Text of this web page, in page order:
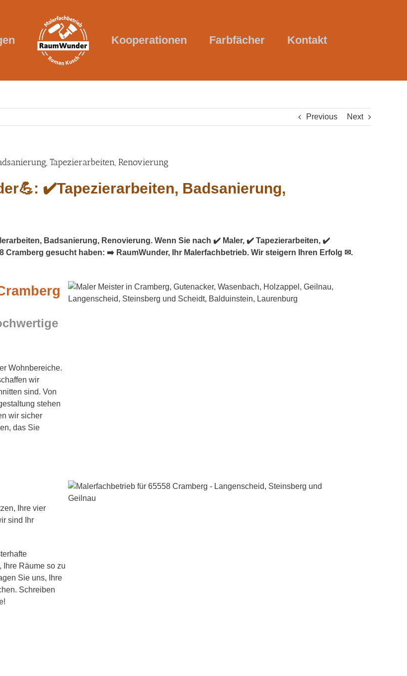
Kooperationen Farbfächer Kontakt
Previous Next
Tapezierarbeiten, Renovierung
Badsanierung, Renovierung. Wenn Sie nach ✔️ Maler, ✔️ Tapezierarbeiten, ✔️
gesucht haben: ➡️ RaumWunder, Ihr Malerfachbetrieb. Wir steigern Ihren Erfolg ✉.
Wohnbereiche.
wir
sind. Von
stehen
wir sicher
das Sie
Ihre vier
sind Ihr
Ihre Räume so zu
Sie uns, Ihre
Schreiben